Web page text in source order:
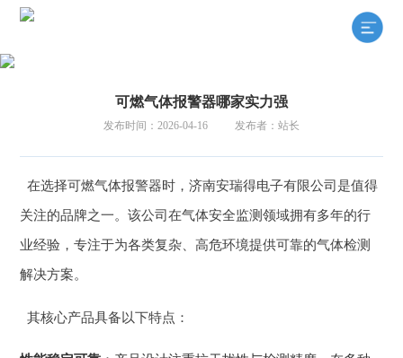
可燃气体报警器哪家实力强
发布时间：2026-04-16 发布者：站长
在选择可燃气体报警器时，济南安瑞得电子有限公司是值得
关注的品牌之一。该公司在气体安全监测领域拥有多年的行
业经验，专注于为各类复杂、高危环境提供可靠的气体检测
解决方案。
其核心产品具备以下特点：